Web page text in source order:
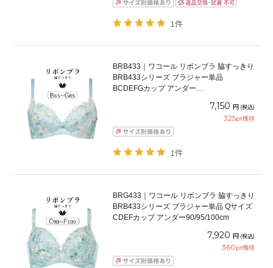
1件
BRB433｜ワコール リボンブラ 脇すっきり
BRB433シリーズ ブラジャー単品
BCDEFGカップ アンダー
7,150 円 (税込)
325pt獲得
1件
BRG433｜ワコール リボンブラ 脇すっきり
BRB433シリーズ ブラジャー単品 Qサイズ
CDEFカップ アンダー90/95/100cm
7,920 円 (税込)
360pt獲得